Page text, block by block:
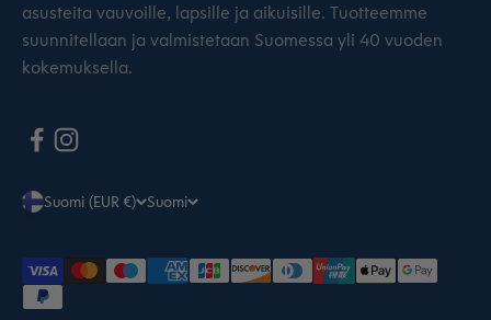
asusteita vauvoille, lapsille ja aikuisille. Tuotteemme
suunnitellaan ja valmistetaan Suomessa yli 40 vuoden
kokemuksella.
Suomi (EUR €) Suomi